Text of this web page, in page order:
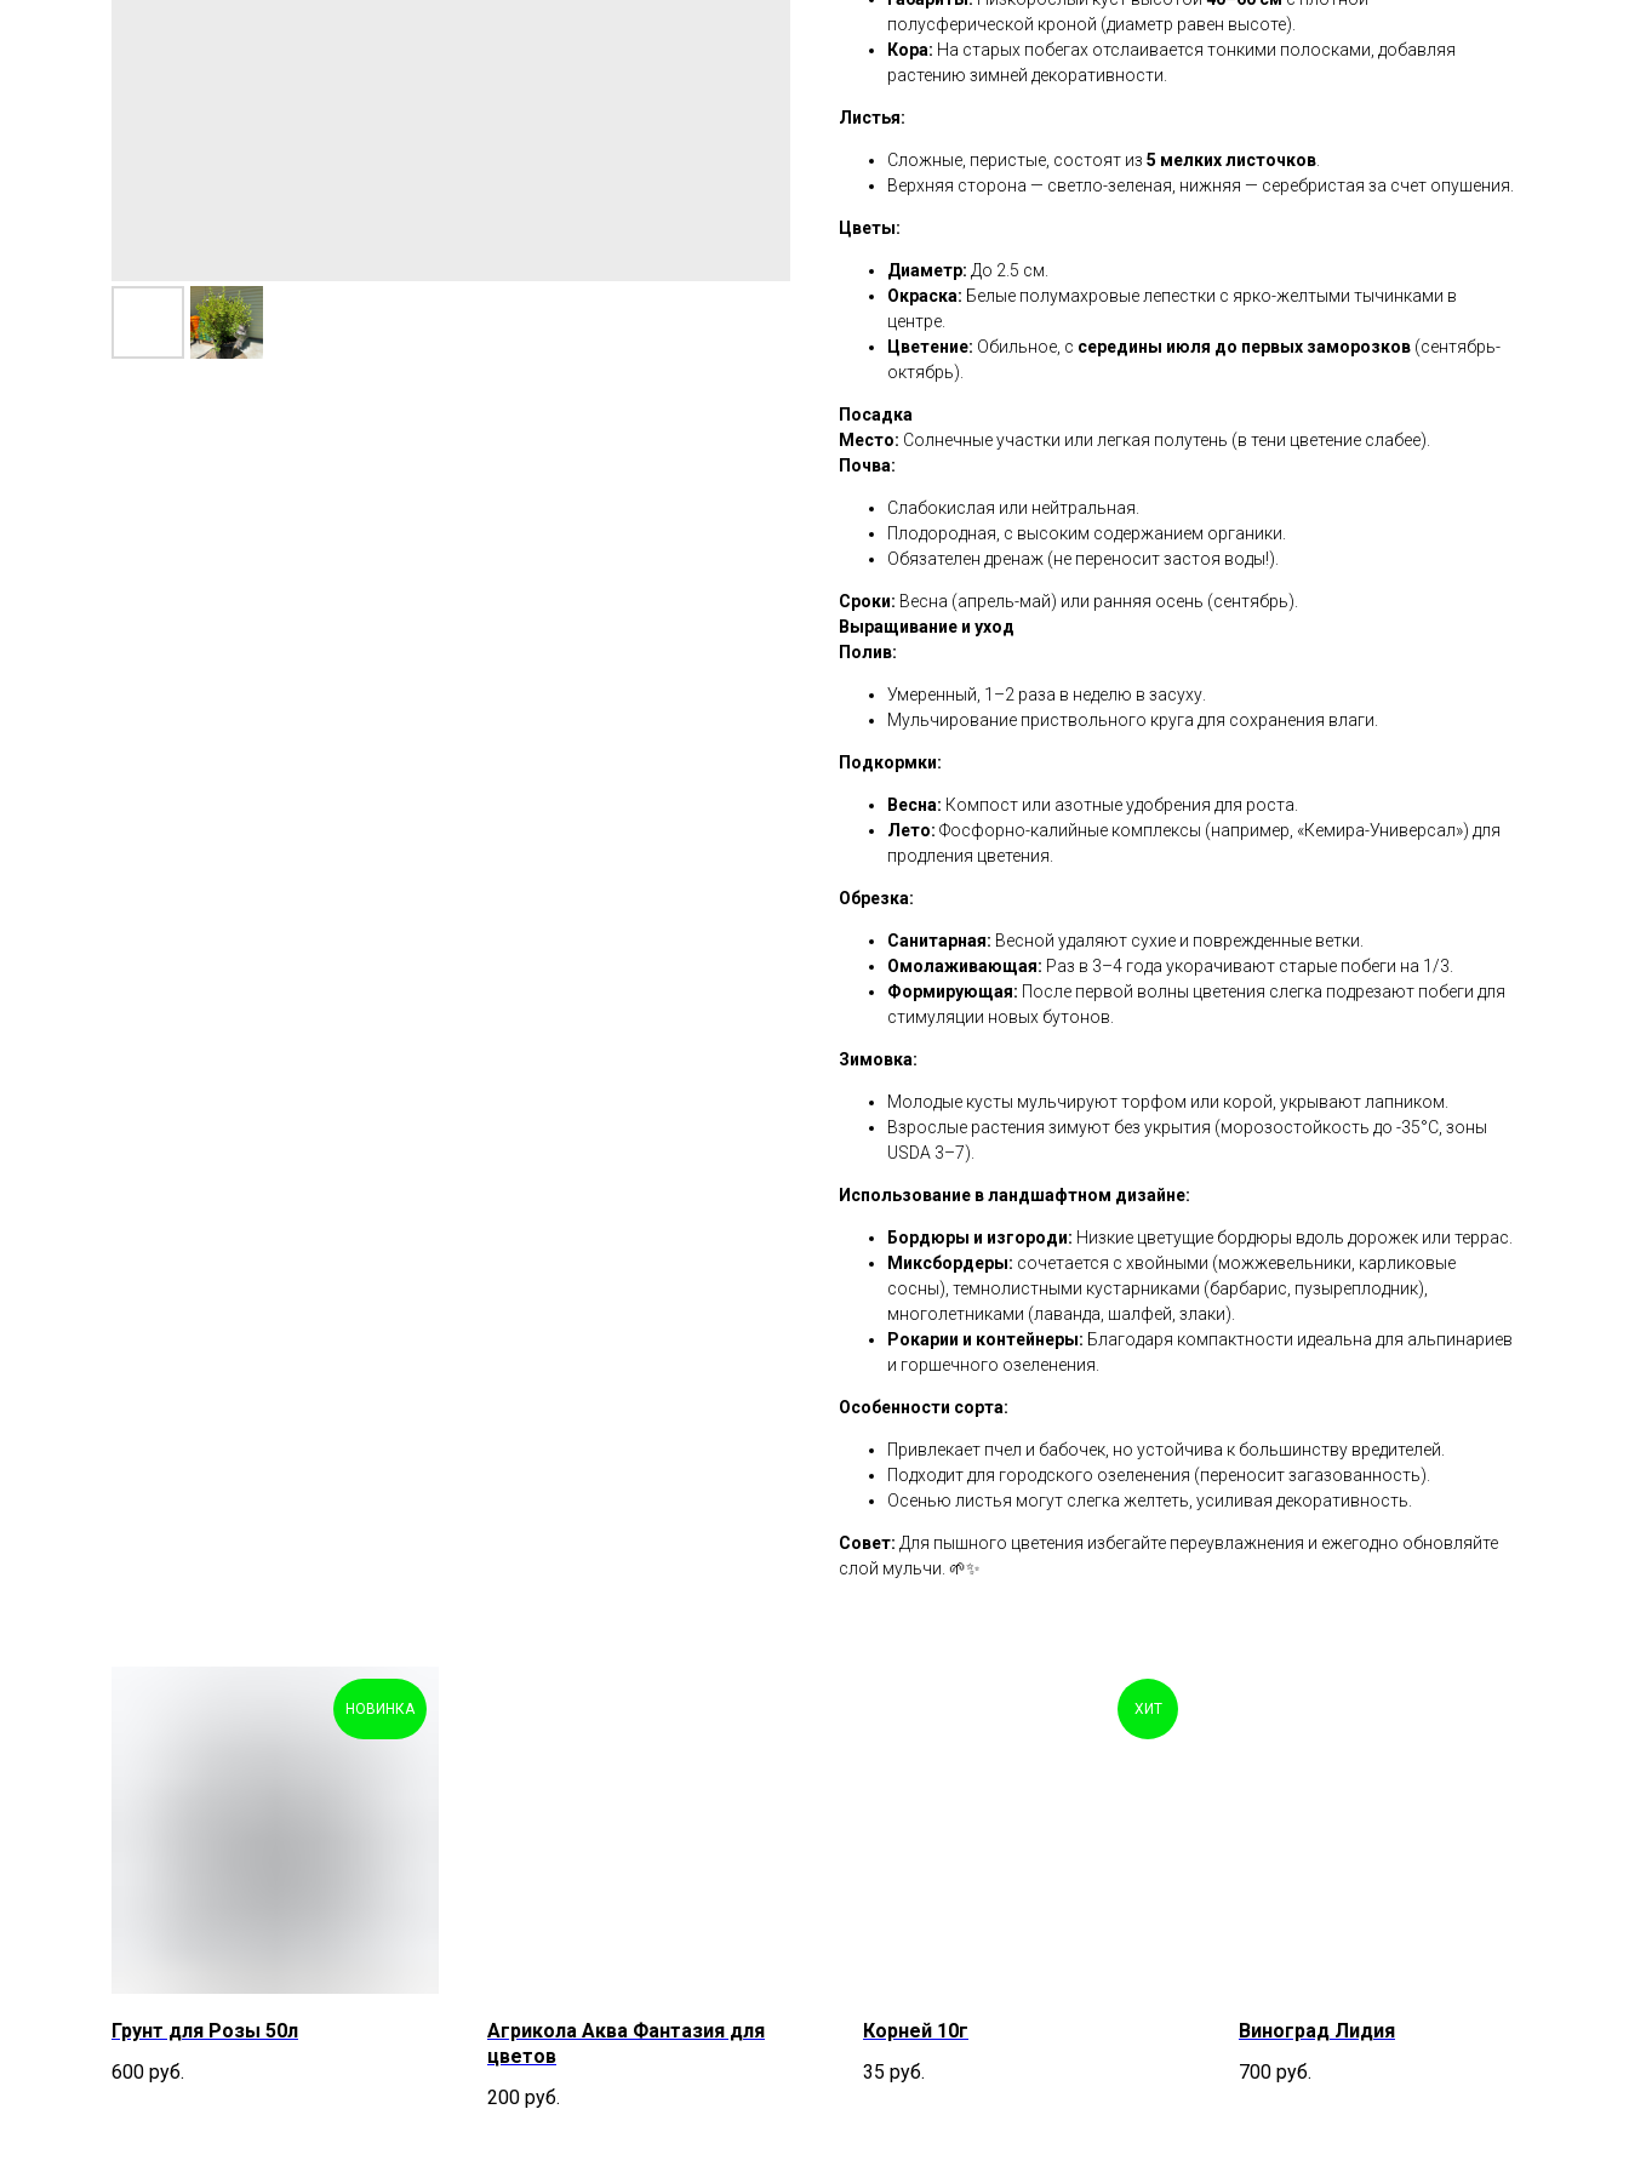
полусферической кроной (диаметр равен высоте).
Кора: На старых побегах отслаивается тонкими полосками, добавляя
растению зимней декоративности.
Листья:
Сложные, перистые, состоят из 5 мелких листочков.
Верхняя сторона — светло-зеленая, нижняя — серебристая за счет опушения.
Цветы:
Диаметр: До 2.5 см.
Окраска: Белые полумахровые лепестки с ярко-желтыми тычинками в
центре.
Цветение: Обильное, с середины июля до первых заморозков (сентябрь-
октябрь).
Посадка
Место: Солнечные участки или легкая полутень (в тени цветение слабее).
Почва:
Слабокислая или нейтральная.
Плодородная, с высоким содержанием органики.
Обязателен дренаж (не переносит застоя воды!).
Сроки: Весна (апрель-май) или ранняя осень (сентябрь).
Выращивание и уход
Полив:
Умеренный, 1–2 раза в неделю в засуху.
Мульчирование приствольного круга для сохранения влаги.
Подкормки:
Весна: Компост или азотные удобрения для роста.
Лето: Фосфорно-калийные комплексы (например, «Кемира-Универсал») для
продления цветения.
Обрезка:
Санитарная: Весной удаляют сухие и поврежденные ветки.
Омолаживающая: Раз в 3–4 года укорачивают старые побеги на 1/3.
Формирующая: После первой волны цветения слегка подрезают побеги для
стимуляции новых бутонов.
Зимовка:
Молодые кусты мульчируют торфом или корой, укрывают лапником.
Взрослые растения зимуют без укрытия (морозостойкость до -35°C, зоны
USDA 3–7).
Использование в ландшафтном дизайне:
Бордюры и изгороди: Низкие цветущие бордюры вдоль дорожек или террас.
Миксбордеры: сочетается с хвойными (можжевельники, карликовые
сосны), темнолистными кустарниками (барбарис, пузыреплодник),
многолетниками (лаванда, шалфей, злаки).
Рокарии и контейнеры: Благодаря компактности идеальна для альпинариев
и горшечного озеленения.
Особенности сорта:
Привлекает пчел и бабочек, но устойчива к большинству вредителей.
Подходит для городского озеленения (переносит загазованность).
Осенью листья могут слегка желтеть, усиливая декоративность.
Совет: Для пышного цветения избегайте переувлажнения и ежегодно обновляйте
слой мульчи. 🌱✨
НОВИНКА
Грунт для Розы 50л
600 руб.
Агрикола Аква Фантазия для
цветов
200 руб.
ХИТ
Корней 10г
35 руб.
Виноград Лидия
700 руб.